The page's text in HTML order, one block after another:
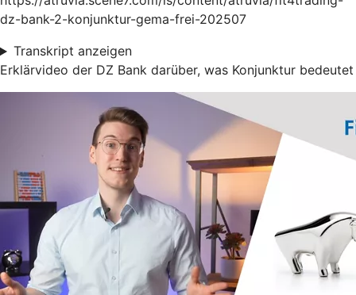
dz-bank-2-konjunktur-gema-frei-202507
Transkript anzeigen
Erklärvideo der DZ Bank darüber, was Konjunktur bedeutet